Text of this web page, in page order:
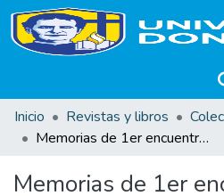
Inicio
Revistas y libros
Memorias de 1er encuentro de investigaciones RITMMA 2018
Memorias de 1er